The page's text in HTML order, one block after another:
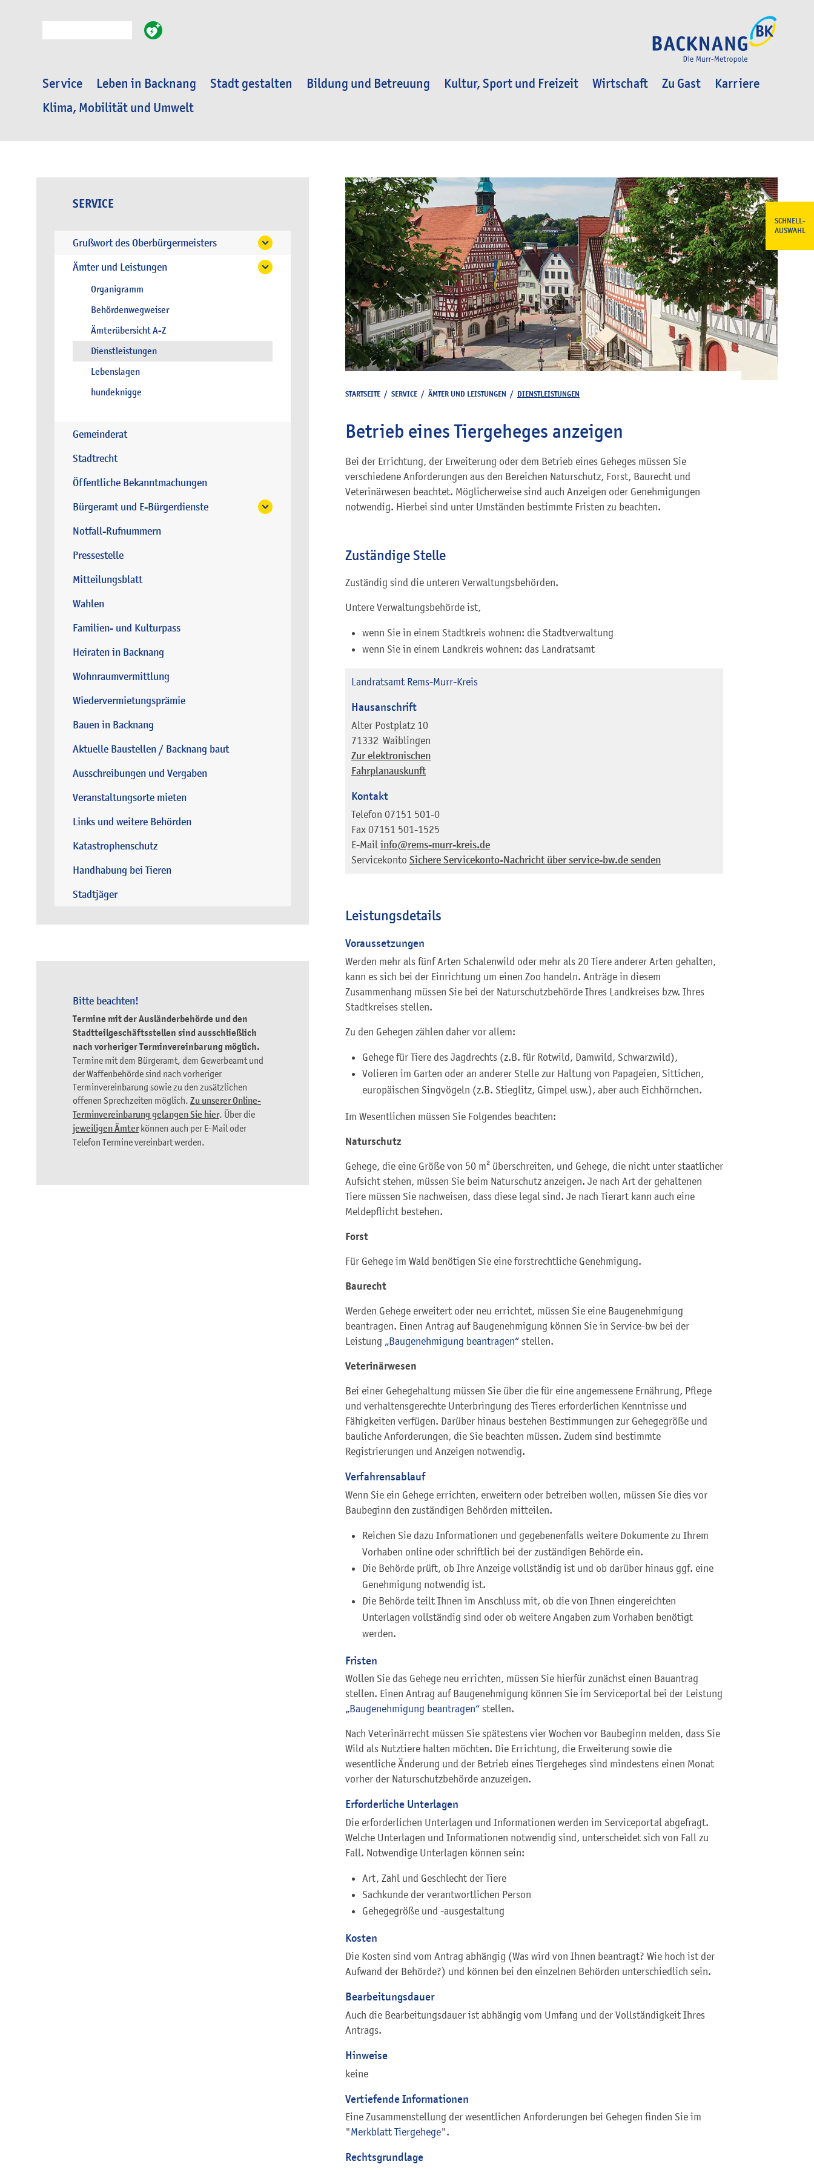
Service Leben in Backnang Stadt gestalten Bildung und Betreuung Kultur, Sport und Freizeit Wirtschaft Zu Gast
Karriere
Klima, Mobilität und Umwelt
SCHNELL-
AUSWAHL
SERVICE
Grußwort des Oberbürgermeisters
Ämter und Leistungen
Organigramm
Behördenwegweiser
Ämterübersicht A-Z
Dienstleistungen
Lebenslagen
hundeknigge
Gemeinderat
Stadtrecht
Öffentliche Bekanntmachungen
Bürgeramt und E-Bürgerdienste
Notfall-Rufnummern
Pressestelle
Mitteilungsblatt
Wahlen
Familien- und Kulturpass
Heiraten in Backnang
Wohnraumvermittlung
Wiedervermietungsprämie
Bauen in Backnang
Aktuelle Baustellen / Backnang baut
Ausschreibungen und Vergaben
Veranstaltungsorte mieten
Links und weitere Behörden
Katastrophenschutz
Handhabung bei Tieren
Stadtjäger
Bitte beachten!
Termine mit der Ausländerbehörde und den
Stadtteilgeschäftsstellen sind ausschließlich
nach vorheriger Terminvereinbarung möglich.
Termine mit dem Bürgeramt, dem Gewerbeamt und
der Waffenbehörde sind nach vorheriger
Terminvereinbarung sowie zu den zusätzlichen
offenen Sprechzeiten möglich. Zu unserer Online-
Terminvereinbarung gelangen Sie hier. Über die
jeweiligen Ämterkönnen auch per E-Mail oder
Telefon Termine vereinbart werden.
STARTSEITE / SERVICE / ÄMTER UND LEISTUNGEN / DIENSTLEISTUNGEN
Betrieb eines Tiergeheges anzeigen
Bei der Errichtung, der Erweiterung oder dem Betrieb eines Geheges müssen Sie
verschiedene Anforderungen aus den Bereichen Naturschutz, Forst, Baurecht und
Veterinärwesen beachtet. Möglicherweise sind auch Anzeigen oder Genehmigungen
notwendig. Hierbei sind unter Umständen bestimmte Fristen zu beachten.
Zuständige Stelle
Zuständig sind die unteren Verwaltungsbehörden.
Untere Verwaltungsbehörde ist,
wenn Sie in einem Stadtkreis wohnen: die Stadtverwaltung
wenn Sie in einem Landkreis wohnen: das Landratsamt
Landratsamt Rems-Murr-Kreis
Hausanschrift
Alter Postplatz 10
71332 Waiblingen
Zur elektronischen
Fahrplanauskunft
Kontakt
Telefon 07151 501-0
Fax 07151 501-1525
E-Mail info@rems-murr-kreis.de
Servicekonto Sichere Servicekonto-Nachricht über service-bw.de senden
Leistungsdetails
Voraussetzungen
Werden mehr als fünf Arten Schalenwild oder mehr als 20 Tiere anderer Arten gehalten,
kann es sich bei der Einrichtung um einen Zoo handeln. Anträge in diesem
Zusammenhang müssen Sie bei der Naturschutzbehörde Ihres Landkreises bzw. Ihres
Stadtkreises stellen.
Zu den Gehegen zählen daher vor allem:
Gehege für Tiere des Jagdrechts (z.B. für Rotwild, Damwild, Schwarzwild),
Volieren im Garten oder an anderer Stelle zur Haltung von Papageien, Sittichen,
europäischen Singvögeln (z.B. Stieglitz, Gimpel usw.), aber auch Eichhörnchen.
Im Wesentlichen müssen Sie Folgendes beachten:
Naturschutz
Gehege, die eine Größe von 50 m² überschreiten, und Gehege, die nicht unter staatlicher
Aufsicht stehen, müssen Sie beim Naturschutz anzeigen. Je nach Art der gehaltenen
Tiere müssen Sie nachweisen, dass diese legal sind. Je nach Tierart kann auch eine
Meldepflicht bestehen.
Forst
Für Gehege im Wald benötigen Sie eine forstrechtliche Genehmigung.
Baurecht
Werden Gehege erweitert oder neu errichtet, müssen Sie eine Baugenehmigung
beantragen. Einen Antrag auf Baugenehmigung können Sie in Service-bw bei der
Leistung „Baugenehmigung beantragen“ stellen.
Veterinärwesen
Bei einer Gehegehaltung müssen Sie über die für eine angemessene Ernährung, Pflege
und verhaltensgerechte Unterbringung des Tieres erforderlichen Kenntnisse und
Fähigkeiten verfügen. Darüber hinaus bestehen Bestimmungen zur Gehegegröße und
bauliche Anforderungen, die Sie beachten müssen. Zudem sind bestimmte
Registrierungen und Anzeigen notwendig.
Verfahrensablauf
Wenn Sie ein Gehege errichten, erweitern oder betreiben wollen, müssen Sie dies vor
Baubeginn den zuständigen Behörden mitteilen.
Reichen Sie dazu Informationen und gegebenenfalls weitere Dokumente zu Ihrem
Vorhaben online oder schriftlich bei der zuständigen Behörde ein.
Die Behörde prüft, ob Ihre Anzeige vollständig ist und ob darüber hinaus ggf. eine
Genehmigung notwendig ist.
Die Behörde teilt Ihnen im Anschluss mit, ob die von Ihnen eingereichten
Unterlagen vollständig sind oder ob weitere Angaben zum Vorhaben benötigt
werden.
Fristen
Wollen Sie das Gehege neu errichten, müssen Sie hierfür zunächst einen Bauantrag
stellen. Einen Antrag auf Baugenehmigung können Sie im Serviceportal bei der Leistung
„Baugenehmigung beantragen“ stellen.
Nach Veterinärrecht müssen Sie spätestens vier Wochen vor Baubeginn melden, dass Sie
Wild als Nutztiere halten möchten. Die Errichtung, die Erweiterung sowie die
wesentliche Änderung und der Betrieb eines Tiergeheges sind mindestens einen Monat
vorher der Naturschutzbehörde anzuzeigen.
Erforderliche Unterlagen
Die erforderlichen Unterlagen und Informationen werden im Serviceportal abgefragt.
Welche Unterlagen und Informationen notwendig sind, unterscheidet sich von Fall zu
Fall. Notwendige Unterlagen können sein:
Art, Zahl und Geschlecht der Tiere
Sachkunde der verantwortlichen Person
Gehegegröße und -ausgestaltung
Kosten
Die Kosten sind vom Antrag abhängig (Was wird von Ihnen beantragt? Wie hoch ist der
Aufwand der Behörde?) und können bei den einzelnen Behörden unterschiedlich sein.
Bearbeitungsdauer
Auch die Bearbeitungsdauer ist abhängig vom Umfang und der Vollständigkeit Ihres
Antrags.
Hinweise
keine
Vertiefende Informationen
Eine Zusammenstellung der wesentlichen Anforderungen bei Gehegen finden Sie im
"Merkblatt Tiergehege".
Rechtsgrundlage